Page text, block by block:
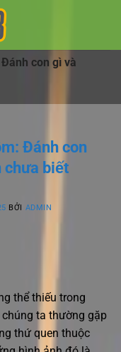
con gì và
Đánh con
chưa biết
BỞI ADMIN
thể thiếu trong
ta thường gặp
thứ quen thuộc